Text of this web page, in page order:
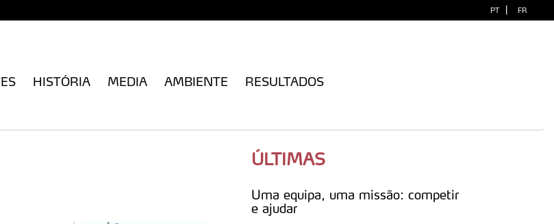
PT | FR
HISTÓRIA MEDIA AMBIENTE RESULTADOS
ÚLTIMAS
Uma equipa, uma missão: competir
e ajudar